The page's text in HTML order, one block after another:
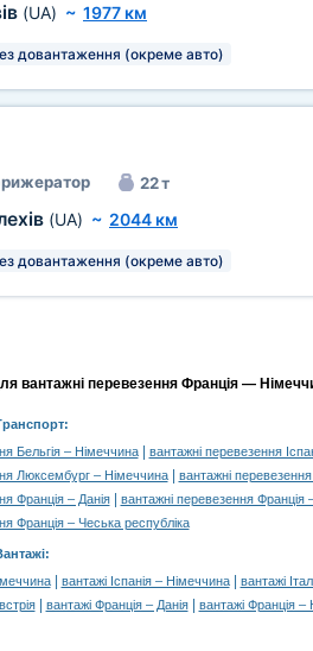
(UA) ~ 1977 км
довантаження (окреме авто)
22 т
(UA) ~ 2044 км
довантаження (окреме авто)
вантажні перевезення Франція —
Бельгія – Німеччина|
вантажні перевезення
Люксембург – Німеччина|
вантажні
Франція – Данія|
вантажні перевезення Франція
Франція – Чеська республіка
:
| вантажі Іспанія – Німеччина|
вантажі
| вантажі Франція – Данія| вантажі Франція –